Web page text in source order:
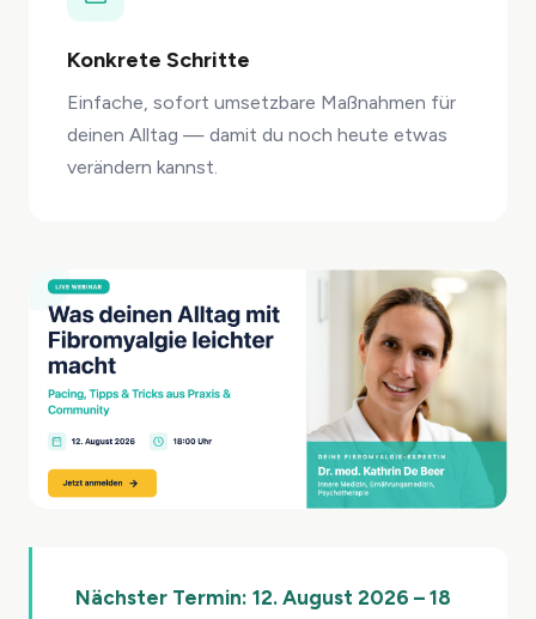
Konkrete Schritte
Einfache, sofort umsetzbare Maßnahmen für
deinen Alltag — damit du noch heute etwas
verändern kannst.
Nächster Termin: 12. August 2026 – 18